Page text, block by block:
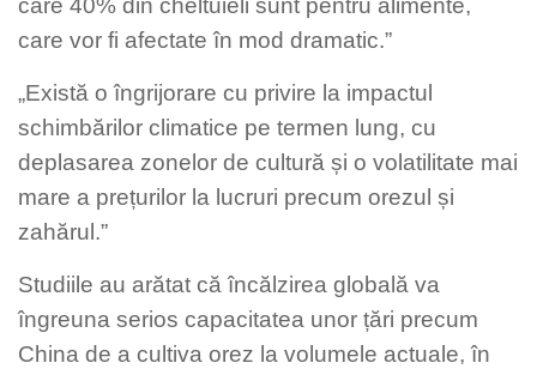
care 40% din cheltuieli sunt pentru alimente,
care vor fi afectate în mod dramatic.”
„Există o îngrijorare cu privire la impactul
schimbărilor climatice pe termen lung, cu
deplasarea zonelor de cultură și o volatilitate mai
mare a prețurilor la lucruri precum orezul și
zahărul.”
Studiile au arătat că încălzirea globală va
îngreuna serios capacitatea unor țări precum
China de a cultiva orez la volumele actuale, în